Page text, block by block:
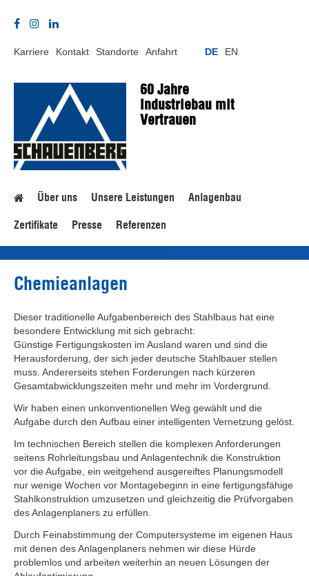
Karriere Kontakt Standorte Anfahrt DE EN
60 Jahre
Industriebau mit
Vertrauen
Home
Über uns Unsere Leistungen Anlagenbau
Zertifikate Presse Referenzen
Chemieanlagen
Dieser traditionelle Aufgabenbereich des Stahlbaus hat eine
besondere Entwicklung mit sich gebracht:
Günstige Fertigungskosten im Ausland waren und sind die
Herausforderung, der sich jeder deutsche Stahlbauer stellen
muss. Andererseits stehen Forderungen nach kürzeren
Gesamtabwicklungszeiten mehr und mehr im Vordergrund.
Wir haben einen unkonventionellen Weg gewählt und die
Aufgabe durch den Aufbau einer intelligenten Vernetzung gelöst.
Im technischen Bereich stellen die komplexen Anforderungen
seitens Rohrleitungsbau und Anlagentechnik die Konstruktion
vor die Aufgabe, ein weitgehend ausgereiftes Planungsmodell
nur wenige Wochen vor Montagebeginn in eine fertigungsfähige
Stahlkonstruktion umzusetzen und gleichzeitig die Prüfvorgaben
des Anlagenplaners zu erfüllen.
Durch Feinabstimmung der Computersysteme im eigenen Haus
mit denen des Anlagenplaners nehmen wir diese Hürde
problemlos und arbeiten weiterhin an neuen Lösungen der